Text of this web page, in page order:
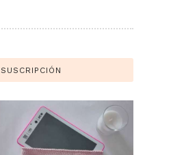
SUSCRIPCIÓN